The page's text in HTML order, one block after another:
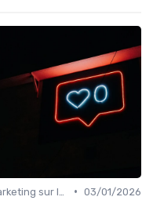
• 03/01/2026